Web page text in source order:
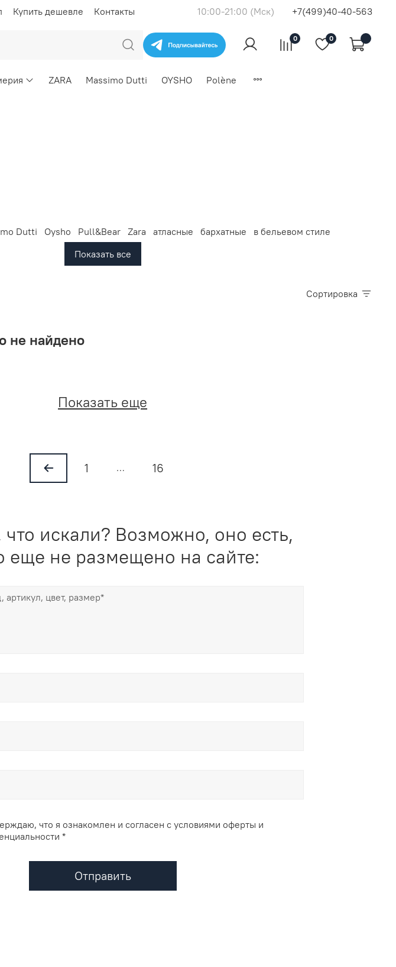
Купить дешевле Контакты 10:00-21:00 (Мск) +7(499)40-40-563
0 0
ZARA Massimo Dutti OYSHO Polène
Dutti Oysho Pull&Bear Zara атласные бархатные
в бельевом стиле
Показать все
Сортировка
не найдено
Показать еще
1 … 16
искали? Возможно, оно есть,
еще не размещено на сайте:
что я ознакомлен и согласен с условиями оферты и
*
Отправить